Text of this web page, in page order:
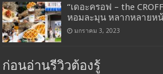
“เดอะครอฟ – the
หอมละมุน หลากหลายห
มกราคม 3, 2023
ก่อนอ่านรีวิวต้องรู้